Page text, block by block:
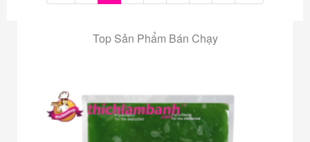
Top Sản Phẩm Bán Chạy